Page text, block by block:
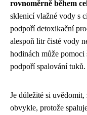
rovnoměrně během
sklenicí vlažné vody s
podpoří detoxikační
alespoň litr čisté vody
hodinách může pomoci
podpoří spalování tuků.
Je důležité si
obvykle, protože